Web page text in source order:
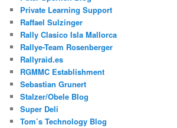
Private Learning Support
Raffael Sulzinger
Rally Clasico Isla Mallorca
Rallye-Team Rosenberger
Rallyraid.es
RGMMC Establishment
Sebastian Grunert
Stalzer/Obele Blog
Super Deli
Tom’s Technology Blog